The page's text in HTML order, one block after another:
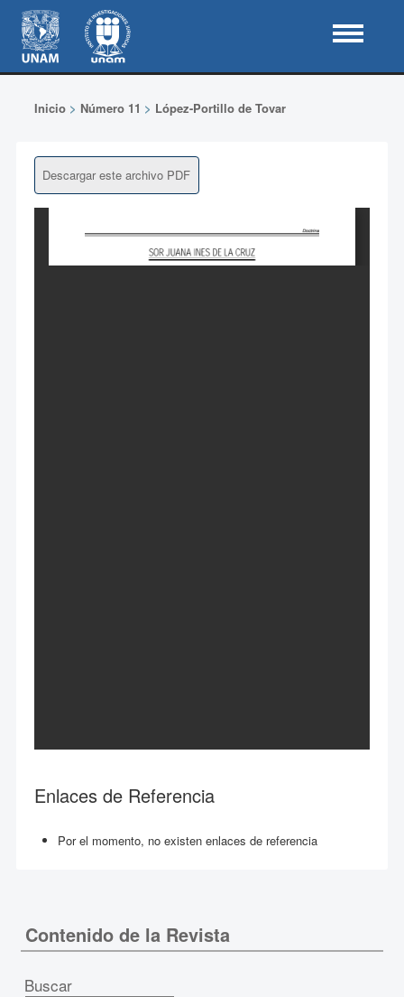
Inicio> Número 11 > López-Portillo de Tovar
Descargar este archivo PDF
Enlaces de Referencia
Por el momento, no existen enlaces de referencia
Contenido de la Revista
Buscar